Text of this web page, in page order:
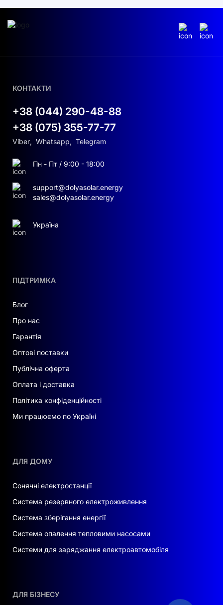
ПІДТРИМКА
Блог
Про нас
Гарантія
Оптові поставки
Публічна оферта
Оплата і доставка
Політика конфіденційності
Ми працюємо по Україні
ДЛЯ ДОМУ
Сонячні електростанції
Система резервного електроживлення
Система зберігання енергії
Система опалення тепловими насосами
Системи для заряджання електроавтомобіля
ДЛЯ БІЗНЕСУ
КОНТАКТИ
+38 (044) 290-48-88
+38 (075) 355-77-77
Viber, Whatsapp, Telegram
Пн - Пт / 9:00 - 18:00
support@dolyasolar.energy
sales@dolyasolar.energy
Україна